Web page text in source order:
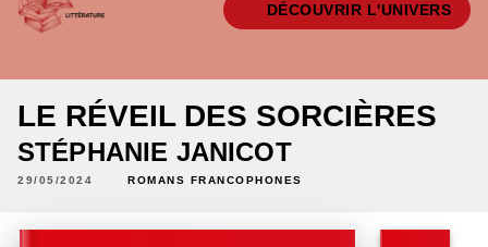
DÉCOUVRIR L'UNIVERS
LE RÉVEIL DES SORCIÈRES
STÉPHANIE JANICOT
29/05/2024 ROMANS FRANCOPHONES